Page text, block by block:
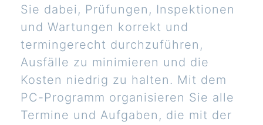
Sie dabei, Prüfungen, Inspektionen
und Wartungen korrekt und
termingerecht durchzuführen,
Ausfälle zu minimieren und die
Kosten niedrig zu halten. Mit dem
PC-Programm organisieren Sie alle
Termine und Aufgaben, die mit der